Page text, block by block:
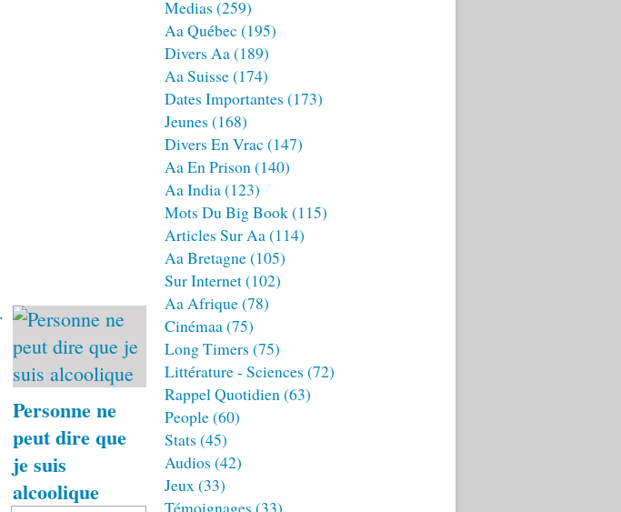
Personne ne
peut dire que
je suis
alcoolique
Medias (259)
Aa Québec (195)
Divers Aa(189)
Aa Suisse(174)
Dates Importantes (173)
Jeunes (168)
Divers En Vrac (147)
Aa En Prison(140)
Aa India(123)
Mots Du Big Book(115)
Articles Sur Aa(114)
Aa Bretagne(105)
Sur Internet(102)
Aa Afrique(78)
Cinémaa(75)
Long Timers (75)
Littérature - Sciences (72)
Rappel Quotidien(63)
People(60)
Stats (45)
Audios (42)
Jeux(33)
Témoignages (33)